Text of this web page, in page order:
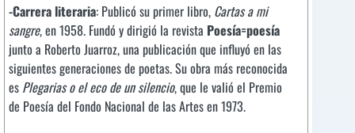
-Carrera literaria: Publicó su primer libro, Cartas a mi
sangre, en 1958. Fundó y dirigió la revista Poesía=poesía
junto a Roberto Juarroz, una publicación que influyó en las
siguientes generaciones de poetas. Su obra más reconocida
es Plegarias o el eco de un silencio, que le valió el Premio
de Poesía del Fondo Nacional de las Artes en 1973.